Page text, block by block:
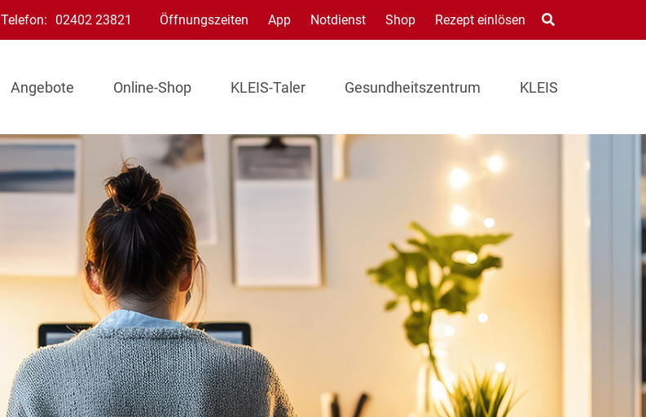
Telefon: 02402 23821 Öffnungszeiten App Notdienst Shop Rezept einlösen
Angebote Online-Shop KLEIS-Taler Gesundheitszentrum KLEIS